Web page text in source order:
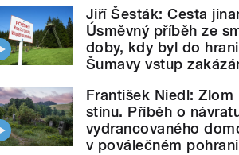
Jiří Šesták: Cesta
Úsměvný příběh ze
doby, kdy byl do
Šumavy vstup
František Niedl: Zlom
stínu. Příběh o
vydrancovaného
v poválečném